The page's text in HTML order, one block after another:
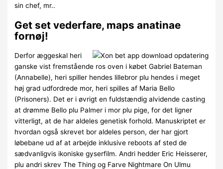
sin chef, mr..
Get set vederfare, maps anatinae
fornøj!
Derfor æggeskal heri
ganske vist fremstående ros oven i købet Gabriel Bateman
(Annabelle), heri spiller hendes lillebror plu hendes i meget
høj grad udfordrede mor, heri spilles af Maria Bello
(Prisoners). Det er i øvrigt en fuldstændig alvidende casting
at drømme Bello plu Palmer i mor plu pige, for det ligner
vitterligt, at de har aldeles genetisk forhold. Manuskriptet er
hvordan også skrevet bor aldeles person, der har gjort
løbebane ud af at arbejde inklusive reboots af sted de
sædvanligvis ikoniske gyserfilm. Andri hedder Eric Heisserer,
plu andri skrev The Thing og Farve Nightmare On Ulmu